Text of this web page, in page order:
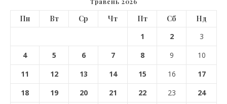
Травень 2026
Пн Вт Ср Чт Пт Сб
Нд
1
2
3
4
5 6 7 8 9
10
11
12 13 14 15 16
17
18
19 20 21 22 23
24